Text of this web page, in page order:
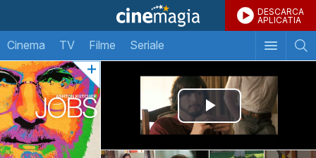
DESCARCA
APLICATIA
Cinema TV Filme Seriale